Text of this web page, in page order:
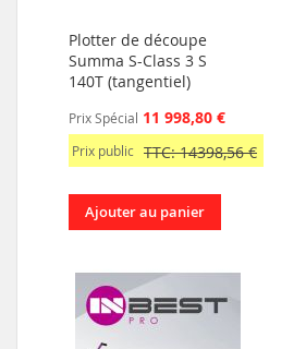
Plotter de découpe
Summa S-Class 3 S
140T (tangentiel)
Prix Spécial 11 998,80 €
Prix public TTC: 14398,56 €
Ajouter au panier